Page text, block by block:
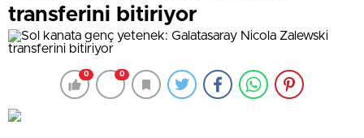
transferini bitiriyor
0 0